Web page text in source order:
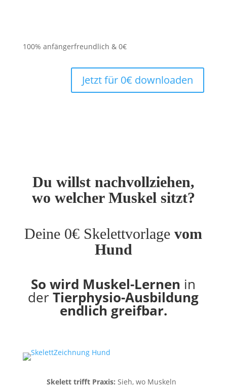
100% anfängerfreundlich & 0€
Jetzt für 0€ downloaden
Du willst nachvollziehen,
wo welcher Muskel sitzt?
Deine 0€ Skelettvorlagevom
Hund
So wird Muskel-Lernen in
derTierphysio-Ausbildung
endlich greifbar.
Skelett trifft Praxis: Sieh, wo Muskeln